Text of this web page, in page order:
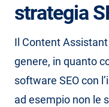
strategia
Il Content
genere, in quanto
software SEO con
ad esempio non le